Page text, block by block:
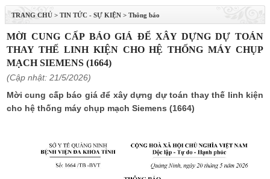
TRANG CHỦ > TIN TỨC - SỰ KIỆN > Thông báo
MỜI CUNG CẤP BÁO GIÁ ĐỂ XÂY DỰNG DỰ TOÁN
THAY THẾ LINH KIỆN CHO HỆ THỐNG MÁY CHỤP
MẠCH SIEMENS (1664)
(Cập nhật: 21/5/2026)
Mời cung cấp báo giá để xây dựng dự toán thay thế linh kiện
cho hệ thống máy chụp mạch Siemens (1664)